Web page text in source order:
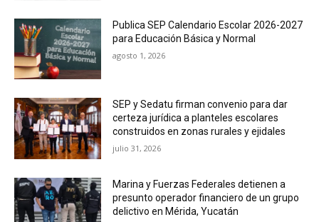
Publica SEP Calendario Escolar 2026-2027
para Educación Básica y Normal
agosto 1, 2026
SEP y Sedatu firman convenio para dar
certeza jurídica a planteles escolares
construidos en zonas rurales y ejidales
julio 31, 2026
Marina y Fuerzas Federales detienen a
presunto operador financiero de un grupo
delictivo en Mérida, Yucatán